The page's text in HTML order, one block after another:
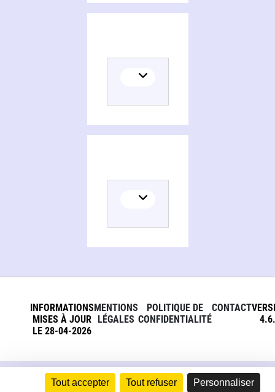
Tout accepter Tout refuser Personnaliser
INFORMATIONS
MISES À JOUR
LE 28-04-2026
MENTIONS
LÉGALES
POLITIQUE DE
CONFIDENTIALITÉ
CONTACT